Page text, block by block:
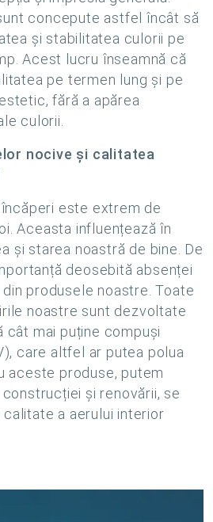
concepute astfel încât să
și stabilitatea culorii pe
Acest lucru înseamnă că
pe termen lung și pe
fără a apărea
culorii.
nocive și calitatea
este extrem de
Aceasta influențează în
și starea noastră de bine. De
deosebită absenței
produsele noastre. Toate
noastre sunt dezvoltate
mai puține compuși
care altfel ar putea polua
aceste produse, putem
și renovării, se
a aerului interior